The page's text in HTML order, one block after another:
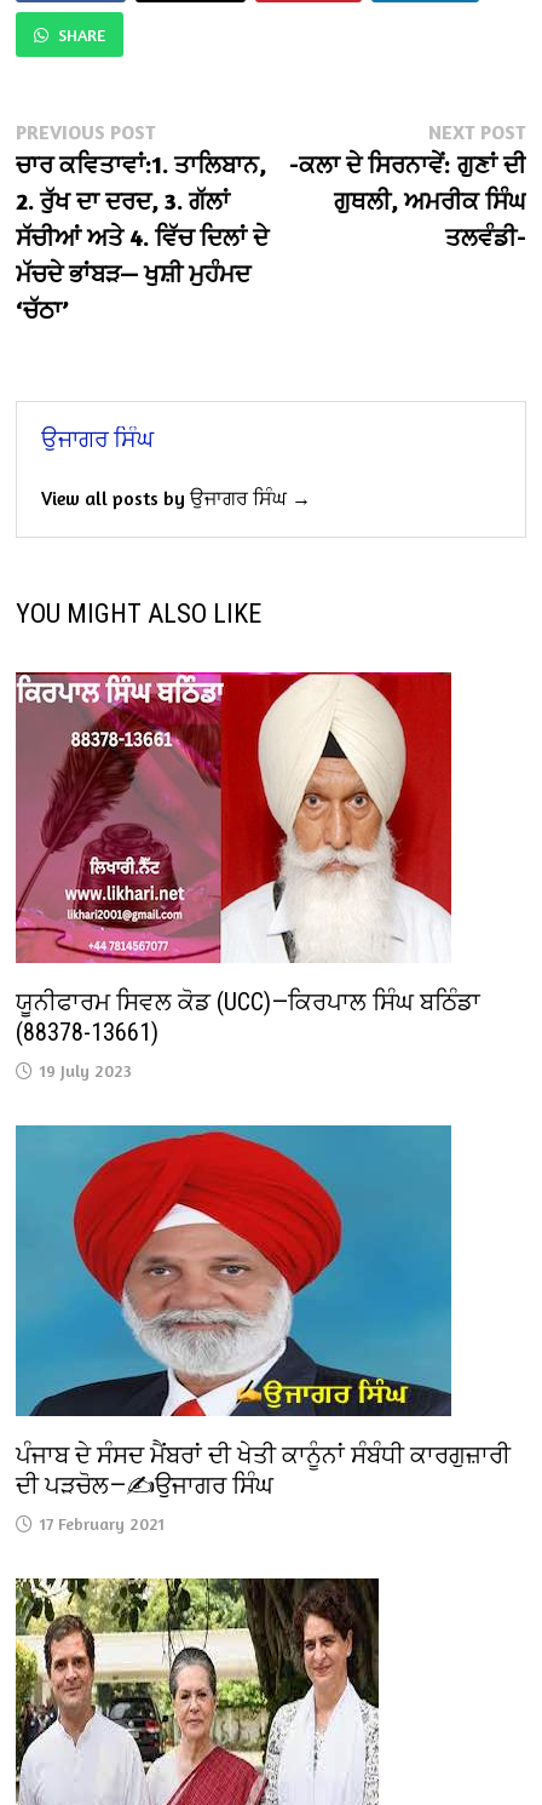
SHARE
Post
navigation
PREVIOUS POSTPrevious
post:
ਚਾਰ ਕਵਿਤਾਵਾਂ:1. ਤਾਲਿਬਾਨ,
2. ਰੁੱਖ ਦਾ ਦਰਦ, 3. ਗੱਲਾਂ
ਸੱਚੀਆਂ ਅਤੇ 4. ਵਿੱਚ ਦਿਲਾਂ ਦੇ
ਮੱਚਦੇ ਭਾਂਬੜ— ਖੁਸ਼ੀ ਮੁਹੰਮਦ
‘ਚੱਠਾ’
NEXT POST
-ਕਲਾ ਦੇ ਸਿਰਨਾਵੇਂ: ਗੁਣਾਂ ਦੀ
ਗੁਥਲੀ, ਅਮਰੀਕ ਸਿੰਘ
ਤਲਵੰਡੀ-
ਉਜਾਗਰ ਸਿੰਘ
View all posts by ਉਜਾਗਰ ਸਿੰਘ →
YOU MIGHT ALSO LIKE
ਯੂਨੀਫਾਰਮ ਸਿਵਲ ਕੋਡ (UCC)—ਕਿਰਪਾਲ ਸਿੰਘ ਬਠਿੰਡਾ
(88378-13661)
19 July 2023
ਪੰਜਾਬ ਦੇ ਸੰਸਦ ਮੈਂਬਰਾਂ ਦੀ ਖੇਤੀ ਕਾਨੂੰਨਾਂ ਸੰਬੰਧੀ ਕਾਰਗੁਜ਼ਾਰੀ
ਦੀ ਪੜਚੋਲ—✍️ਉਜਾਗਰ ਸਿੰਘ
17 February 2021